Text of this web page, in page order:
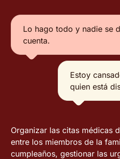
Lo hago todo y nadie se
cuenta.
Estoy
quien está
Organizar las citas médicas
entre los miembros de la
cumpleaños, gestionar las